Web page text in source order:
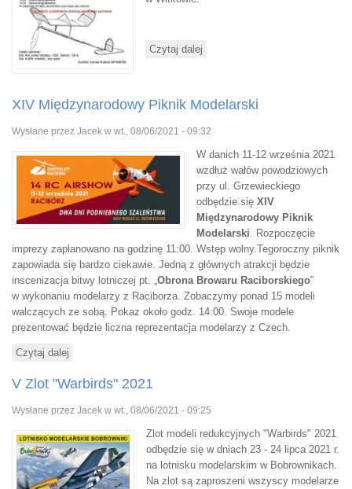
Czytaj dalej
XIV Międzynarodowy Piknik Modelarski
Wysłane przez Jacek w wt., 08/06/2021 - 09:32
W danich 11-12 września 2021
wzdłuż wałów powodziowych
przy ul. Grzewieckiego
odbędzie się XIV
Międzynarodowy Piknik
Modelarski. Rozpoczęcie
imprezy zaplanowano na godzinę 11:00. Wstęp wolny.Tegoroczny piknik
zapowiada się bardzo ciekawie. Jedną z głównych atrakcji będzie
inscenizacja bitwy lotniczej pt. „Obrona Browaru Raciborskiego”
w wykonaniu modelarzy z Raciborza. Zobaczymy ponad 15 modeli
walczących ze sobą. Pokaz około godz. 14:00. Swoje modele
prezentować będzie liczna reprezentacja modelarzy z Czech.
Czytaj dalej
V Zlot "Warbirds" 2021
Wysłane przez Jacek w wt., 08/06/2021 - 09:25
Zlot modeli redukcyjnych "Warbirds" 2021
odbędzie się w dniach 23 - 24 lipca 2021 r.
na lotnisku modelarskim w Bobrownikach.
Na zlot są zaproszeni wszyscy modelarze